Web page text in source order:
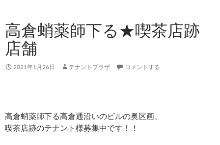
へ
ス
ッ
プ
高倉蛸薬師下る★喫茶店跡
店舗
2021年1月26日 テナントプラザ コメントする
高倉蛸薬師下る高倉通沿いのビルの奥区画、
喫茶店跡のテナント様募集中です！！